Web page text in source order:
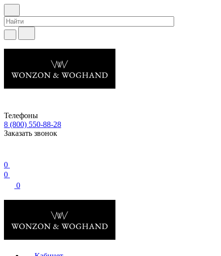
Телефоны
8 (800) 550-88-28
Заказать звонок
0
0
0